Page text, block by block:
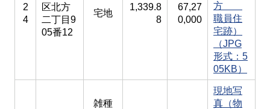
2
4
区北方
二丁目9
05番12
宅地
1,339.8
8
67,27
0,000
方
職員住
宅跡）
（JPG
形式：5
05KB）
雑種
現地写
真（物